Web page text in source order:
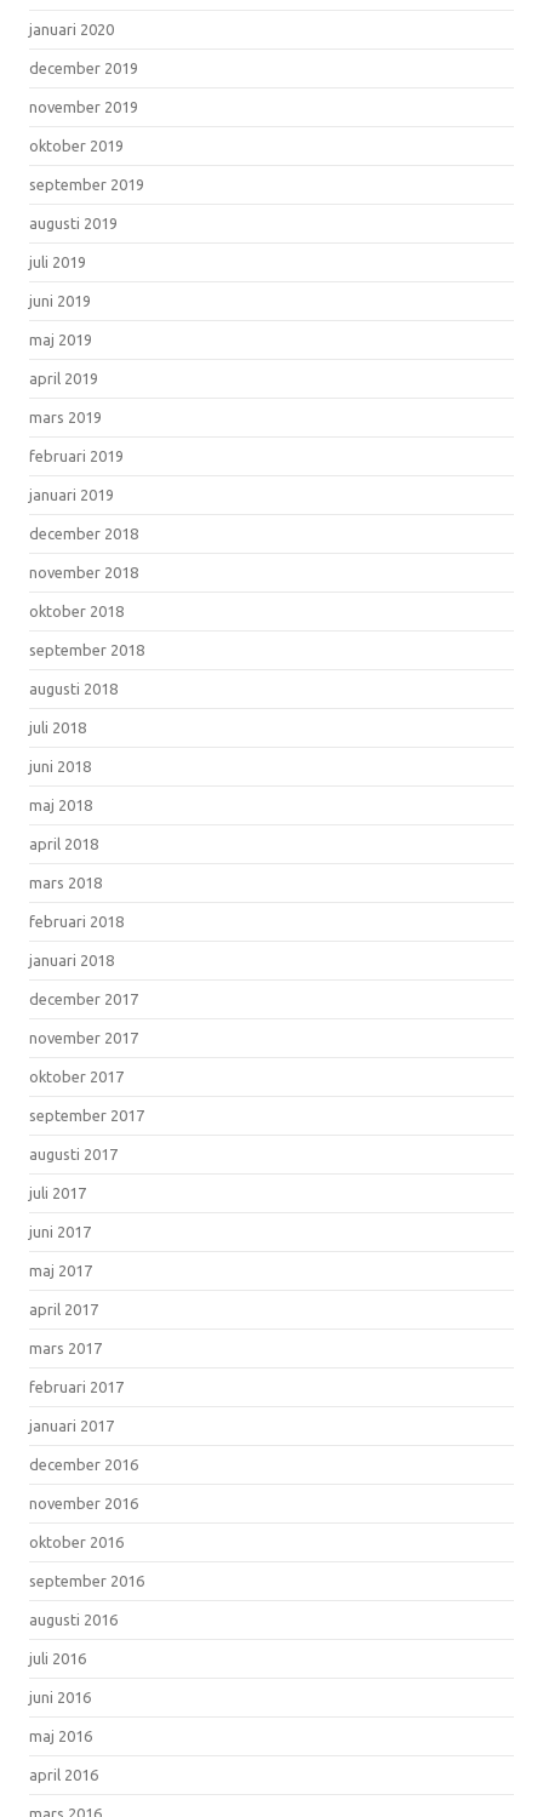
januari 2020
december 2019
november 2019
oktober 2019
september 2019
augusti 2019
juli 2019
juni 2019
maj 2019
april 2019
mars 2019
februari 2019
januari 2019
december 2018
november 2018
oktober 2018
september 2018
augusti 2018
juli 2018
juni 2018
maj 2018
april 2018
mars 2018
februari 2018
januari 2018
december 2017
november 2017
oktober 2017
september 2017
augusti 2017
juli 2017
juni 2017
maj 2017
april 2017
mars 2017
februari 2017
januari 2017
december 2016
november 2016
oktober 2016
september 2016
augusti 2016
juli 2016
juni 2016
maj 2016
april 2016
mars 2016